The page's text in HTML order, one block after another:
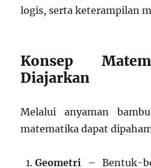
logis, serta keterampilan
Konsep
Diajarkan
Melalui anyaman
matematika dapat
Geometri
– Bentuk-